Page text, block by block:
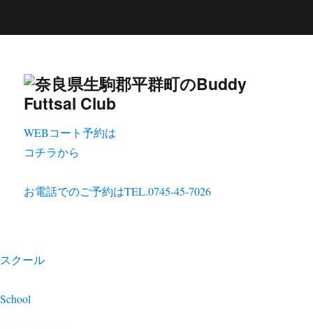
WEBコート予約は
コチラから
お電話でのご予約はTEL.0745-45-7026
スクール
School